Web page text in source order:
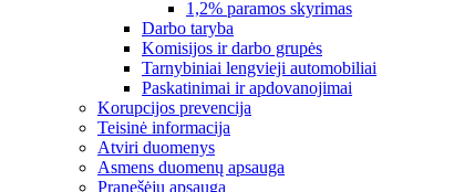
1,2% paramos skyrimas
Darbo taryba
Komisijos ir darbo grupės
Tarnybiniai lengvieji automobiliai
Paskatinimai ir apdovanojimai
Korupcijos prevencija
Teisinė informacija
Atviri duomenys
Asmens duomenų apsauga
Pranešėjų apsauga